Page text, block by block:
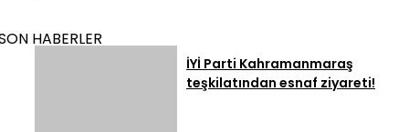
HABERLER
İYİ Parti Kahramanmaraş
teşkilatından esnaf ziyareti!